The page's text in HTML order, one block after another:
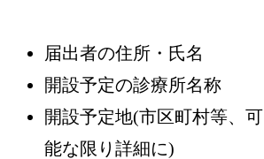
届出者の住所・氏名
開設予定の診療所名称
開設予定地(市区町村等、可
能な限り詳細に)